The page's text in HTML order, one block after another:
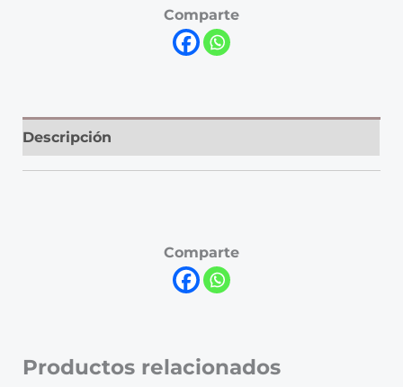
Comparte
Descripción
Comparte
Productos relacionados